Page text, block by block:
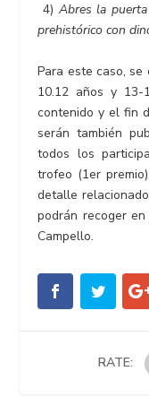
4) Abres la
prehistórico con
Para este caso,
10.12 años y 13-
contenido y el fin
serán también
todos los
trofeo (1er
detalle
podrán recoger
Campello.
RATE: